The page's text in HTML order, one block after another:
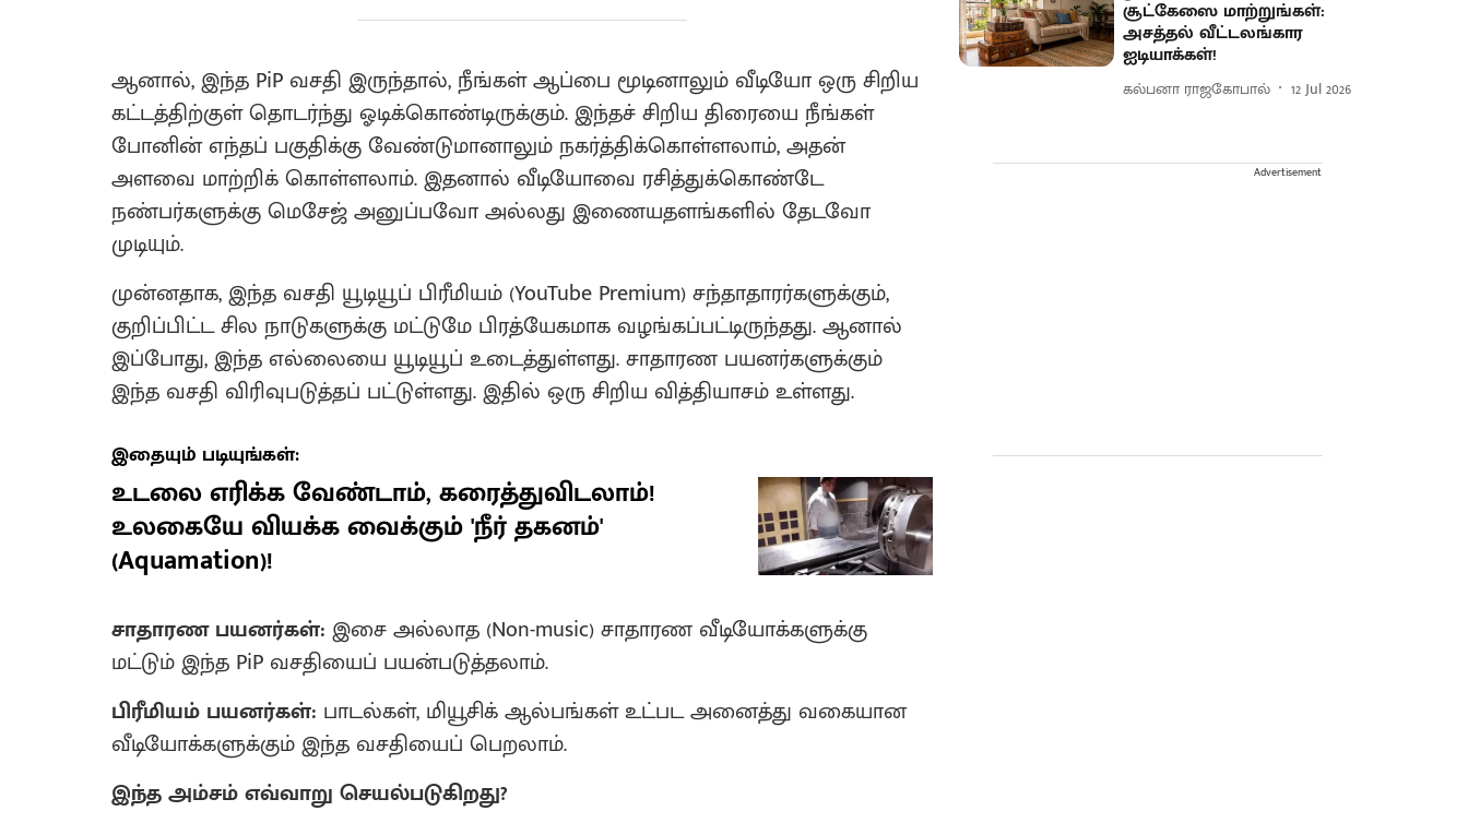
ஆனால், இந்த PiP வசதி இருந்தால், நீங்கள் ஆப்பை மூடினாலும் வீடியோ ஒரு சிறிய
கட்டத்திற்குள் தொடர்ந்து ஓடிக்கொண்டிருக்கும். இந்தச் சிறிய திரையை நீங்கள்
போனின் எந்தப் பகுதிக்கு வேண்டுமானாலும் நகர்த்திக்கொள்ளலாம், அதன்
அளவை மாற்றிக் கொள்ளலாம். இதனால் வீடியோவை ரசித்துக்கொண்டே
நண்பர்களுக்கு மெசேஜ் அனுப்பவோ அல்லது இணையதளங்களில் தேடவோ
முடியும்.
முன்னதாக, இந்த வசதி யூடியூப் பிரீமியம் (YouTube Premium) சந்தாதாரர்களுக்கும்,
குறிப்பிட்ட சில நாடுகளுக்கு மட்டுமே பிரத்யேகமாக வழங்கப்பட்டிருந்தது. ஆனால்
இப்போது, இந்த எல்லையை யூடியூப் உடைத்துள்ளது. சாதாரண பயனர்களுக்கும்
இந்த வசதி விரிவுபடுத்தப் பட்டுள்ளது. இதில் ஒரு சிறிய வித்தியாசம் உள்ளது.
இதையும் படியுங்கள்:
உடலை எரிக்க வேண்டாம், கரைத்துவிடலாம்!
உலகையே வியக்க வைக்கும் 'நீர் தகனம்'
(Aquamation)!
சாதாரண பயனர்கள்: இசை அல்லாத (Non-music) சாதாரண வீடியோக்களுக்கு
மட்டும் இந்த PiP வசதியைப் பயன்படுத்தலாம்.
பிரீமியம் பயனர்கள்: பாடல்கள், மியூசிக் ஆல்பங்கள் உட்பட அனைத்து வகையான
வீடியோக்களுக்கும் இந்த வசதியைப் பெறலாம்.
இந்த அம்சம் எவ்வாறு செயல்படுகிறது?
சூட்கேஸை மாற்றுங்கள்:
அசத்தல் வீட்டலங்கார
ஐடியாக்கள்!
கல்பனா ராஜகோபால் 12 Jul 2026
Advertisement